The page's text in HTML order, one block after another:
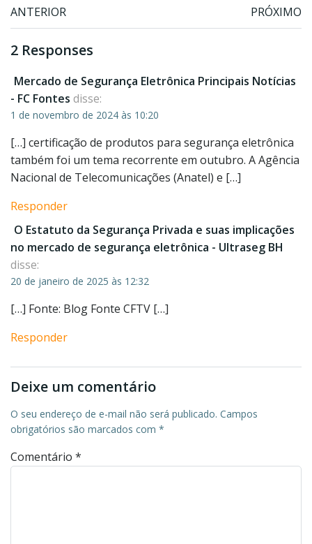
Post
navigation
ANTERIOR PRÓXIMO
2 Responses
Mercado de Segurança Eletrônica Principais Notícias
- FC Fontes disse:
1 de novembro de 2024 às 10:20
[…] certificação de produtos para segurança eletrônica
também foi um tema recorrente em outubro. A Agência
Nacional de Telecomunicações (Anatel) e […]
Responder
O Estatuto da Segurança Privada e suas implicações
no mercado de segurança eletrônica - Ultraseg BH
disse:
20 de janeiro de 2025 às 12:32
[…] Fonte: Blog Fonte CFTV […]
Responder
Deixe um comentário
O seu endereço de e-mail não será publicado. Campos
obrigatórios são marcados com *
Comentário *